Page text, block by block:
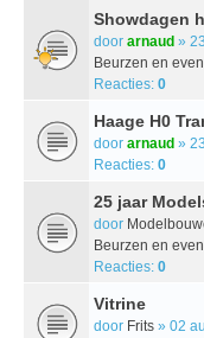
Showdagen
door arnaud »
Beurzen en
Reacties: 0
Haage H0
door arnaud »
Reacties: 0
25 jaar
door
Beurzen en
Reacties: 0
Vitrine
door Frits » 02